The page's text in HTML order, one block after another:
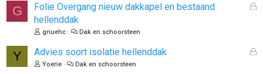
G
G
o
Folie Overgang nieuw dakkapel en bestaand
hellenddak
gnuehc Dak en schoorsteen
Y
G
Advies soort isolatie hellenddak
Yoerie Dak en schoorsteen